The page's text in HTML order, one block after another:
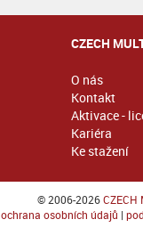
CZECH
O nás
Kontakt
Aktivace -
Kariéra
Ke stažení
© 2006-2026CZECH
ochrana osobních údajů |